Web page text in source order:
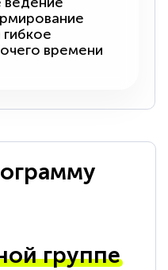
времени
группе